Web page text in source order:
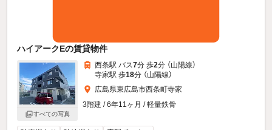
ハイアークEの賃貸物件
すべての写真
西条駅 バス7分 歩2分 （山陽線）
寺家駅 歩18分 （山陽線）
広島県東広島市西条町寺家
3階建 / 6年11ヶ月 / 軽量鉄骨